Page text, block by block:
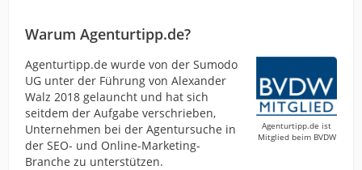
Warum Agenturtipp.de?
Agenturtipp.de ist
Mitglied beim BVDW
Agenturtipp.de wurde von der Sumodo
UG unter der Führung von Alexander
Walz 2018 gelauncht und hat sich
seitdem der Aufgabe verschrieben,
Unternehmen bei der Agentursuche in
der SEO- und Online-Marketing-
Branche zu unterstützen.